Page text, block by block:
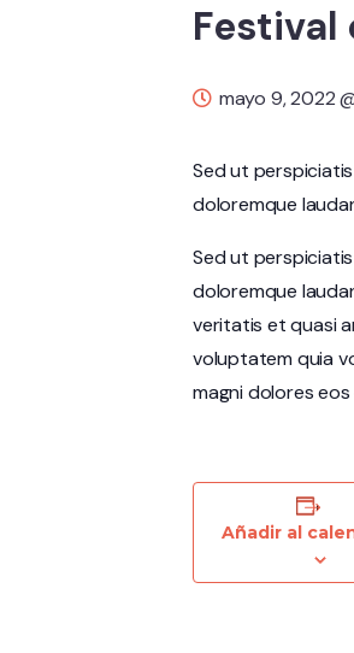
mayo 9, 2022
Sed ut
doloremque
Sed ut
doloremque
veritatis et quasi
voluptatem quia
magni dolores
Añadir al